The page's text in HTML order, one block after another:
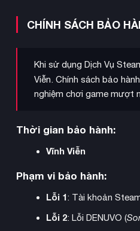
ra những công viên ấn
CHÍNH SÁCH BẢO
Khi sử dụng Dịch Vụ
Viễn. Chính sách bảo
nghiệm chơi game mượt
Thời gian bảo hành:
Vĩnh Viễn
Phạm vi bảo hành:
Lỗi 1: Tài khoản
Lỗi 2: Lỗi DENUVO (